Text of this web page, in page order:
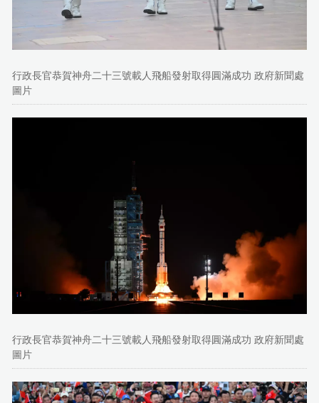
行政長官恭賀神舟二十三號載人飛船發射取得圓滿成功 政府新聞處
圖片
行政長官恭賀神舟二十三號載人飛船發射取得圓滿成功 政府新聞處
圖片